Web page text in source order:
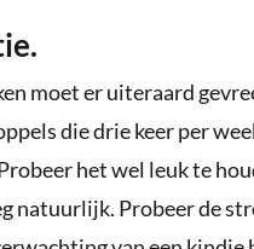
moet er uiteraard
die drie keer per
het wel leuk te
natuurlijk. Probeer de